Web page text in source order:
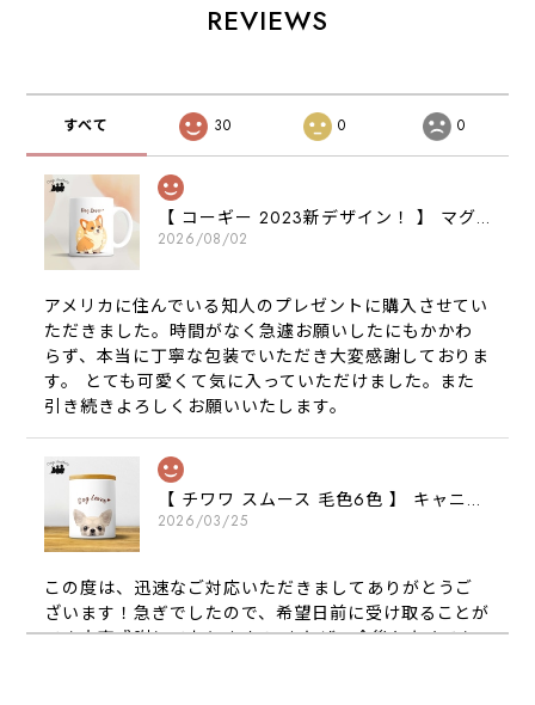
REVIEWS
すべて 30 0 0
【 コーギー 2023新デザイン！ 】 マグカップ お家用 プレゼント 犬 うちの子 犬グッズ ギフト
2026/08/02
アメリカに住んでいる知人のプレゼントに購入させてい
ただきました。時間がなく急遽お願いしたにもかかわ
らず、本当に丁寧な包装でいただき大変感謝しておりま
す。 とても可愛くて気に入っていただけました。また
引き続きよろしくお願いいたします。
【 チワワ スムース 毛色6色 】 キャニスター 保存容器 お家用 プレゼント 犬 ペット うちの子 犬グッズ
2026/03/25
この度は、迅速なご対応いただきましてありがとうご
ざいます！急ぎでしたので、希望日前に受け取ることが
でき大変感謝しております！ またぜひ今後ともよろし